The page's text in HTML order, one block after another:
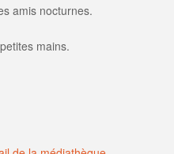
amis nocturnes.
mains.